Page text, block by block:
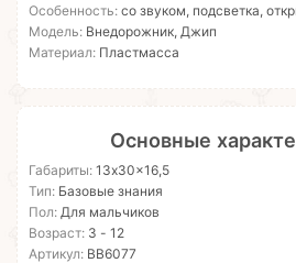
Особенность: со звуком, подсветка,
Модель: Внедорожник, Джип
Материал: Пластмасса
Основные
Габариты: 13x30x16,5
Тип: Базовые знания
Пол: Для мальчиков
Возраст: 3 - 12
Артикул: ВВ6077